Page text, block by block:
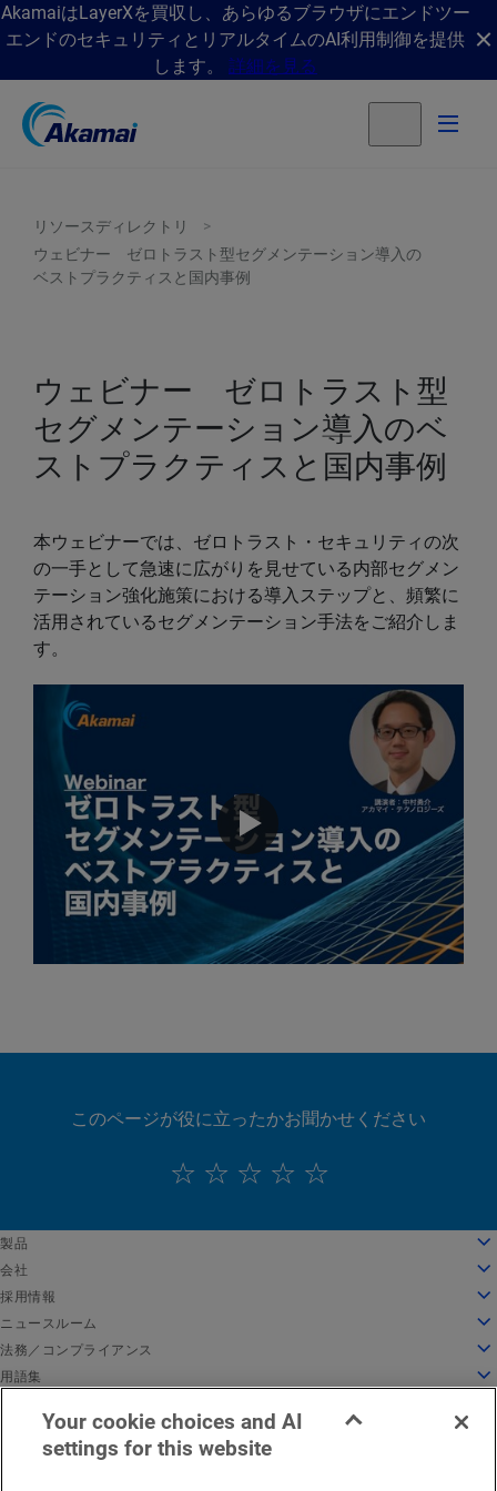
AkamaiはLayerXを買収し、あらゆるブラウザにエンドツー
エンドのセキュリティとリアルタイムのAI利用制御を提供
します。 詳細を見る
リソースディレクトリ
ウェビナー ゼロトラスト型セグメンテーション導入の
ベストプラクティスと国内事例
ウェビナー ゼロトラスト型
セグメンテーション導入のベ
ストプラクティスと国内事例
本ウェビナーでは、ゼロトラスト・セキュリティの次
の一手として急速に広がりを見せている内部セグメン
テーション強化施策における導入ステップと、頻繁に
活用されているセグメンテーション手法をご紹介しま
す。
このページが役に立ったかお聞かせください
製品
クラウドコンピューティング
セキュリティ
すべての製品とトライアル
グローバルサービス
会社
会社情報
リーダーシップ
受賞歴
取締役会
イノベーションのためのインフラ
インベスタリレーションズ
採用情報
Akamai で働く
学生と新卒者
インクルーシブな職場環境
求人情報を検索
カルチャーブログ
ニュースルーム
ニュースルーム
プレスリリース
Akamai 関連ニュース
メディア向けリソース
法務／コンプライアンス
法務
情報セキュリティコンプライアンス
Privacy Trust Center
プライバシー保護方針
用語集
API セキュリティとは
CDN とは
クラウドコンピューティングとは
EMEA における法的通知サービス稼働状況
お問い合わせ
日本語
Deutsch
Español
Français
Italiano
Português
中文
日本語Your cookie choices and AI
settings for this website